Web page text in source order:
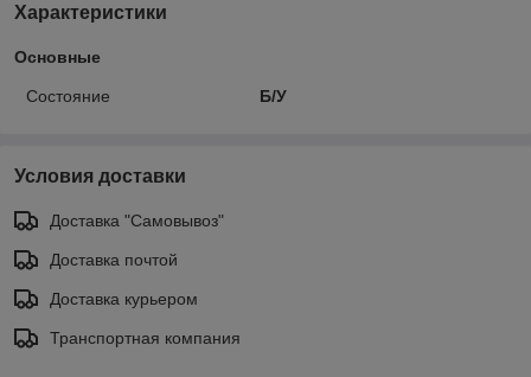
Характеристики
Основные
Состояние Б/У
Условия доставки
Доставка "Самовывоз"
Доставка почтой
Доставка курьером
Транспортная компания